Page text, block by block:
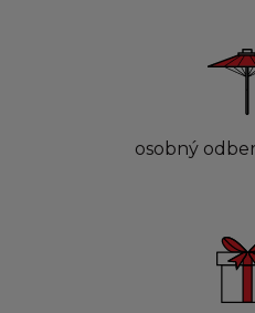
osobný